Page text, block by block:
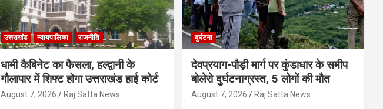
उत्तराखंड न्यायपालिका राजनीति
धामी कैबिनेट का फैसला, हल्द्वानी के
गौलापार में शिफ्ट होगा उत्तराखंड हाई कोर्ट
August 7, 2026 Raj Satta News
दुर्घटना
देवप्रयाग-पौड़ी मार्ग पर कुंडाधार के समीप
बोलेरो दुर्घटनाग्रस्त, 5 लोगों की मौत
August 7, 2026 Raj Satta News